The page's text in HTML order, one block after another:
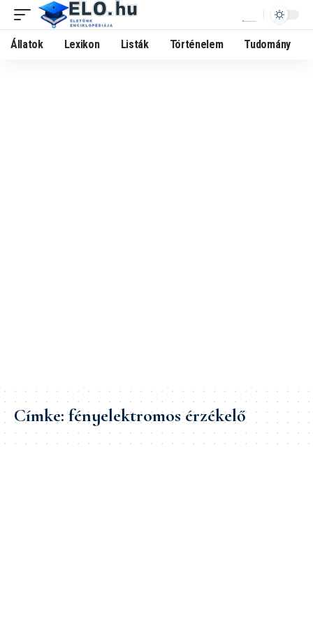
Állatok Lexikon Listák Történelem Tudomány
Címke:fényelektromos érzékelő